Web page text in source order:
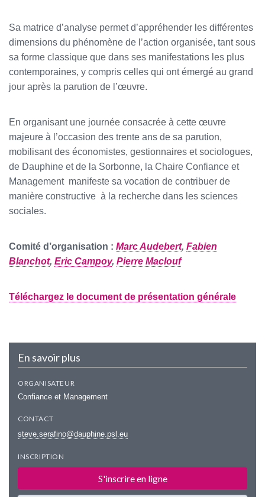
Sa matrice d’analyse permet d’appréhender les différentes
dimensions du phénomène de l’action organisée, tant sous
sa forme classique que dans ses manifestations les plus
contemporaines, y compris celles qui ont émergé au grand
jour après la parution de l’œuvre.
En organisant une journée consacrée à cette œuvre
majeure à l’occasion des trente ans de sa parution,
mobilisant des économistes, gestionnaires et sociologues,
de Dauphine et de la Sorbonne, la Chaire Confiance et
Management manifeste sa vocation de contribuer de
manière constructive à la recherche dans les sciences
sociales.
Comité d’organisation : Marc Audebert, Fabien
Blanchot, Eric Campoy, Pierre Maclouf
Téléchargez le document de présentation générale
En savoir plus
ORGANISATEUR
Confiance et Management
CONTACT
steve.serafino@dauphine.psl.eu
INSCRIPTION
S'inscrire en ligne